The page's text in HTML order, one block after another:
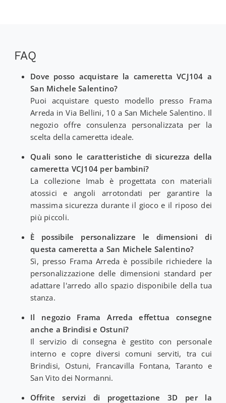
FAQ
Dove posso acquistare la cameretta VCJ104 a
San Michele Salentino?
Puoi acquistare questo modello presso Frama
Arreda in Via Bellini, 10 a San Michele Salentino. Il
negozio offre consulenza personalizzata per la
scelta della cameretta ideale.
Quali sono le caratteristiche di sicurezza della
cameretta VCJ104 per bambini?
La collezione Imab è progettata con materiali
atossici e angoli arrotondati per garantire la
massima sicurezza durante il gioco e il riposo dei
più piccoli.
È possibile personalizzare le dimensioni di
questa cameretta a San Michele Salentino?
Sì, presso Frama Arreda è possibile richiedere la
personalizzazione delle dimensioni standard per
adattare l'arredo allo spazio disponibile della tua
stanza.
Il negozio Frama Arreda effettua consegne
anche a Brindisi e Ostuni?
Il servizio di consegna è gestito con personale
interno e copre diversi comuni serviti, tra cui
Brindisi, Ostuni, Francavilla Fontana, Taranto e
San Vito dei Normanni.
Offrite servizi di progettazione 3D per la